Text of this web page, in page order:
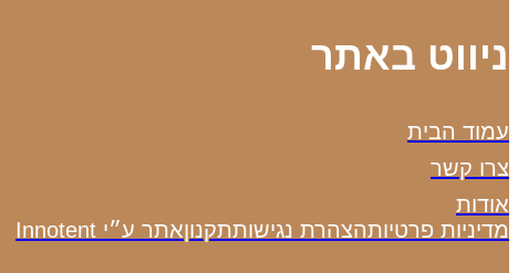
ניווט באתר
עמוד הבית
צרו קשר
אודות
מדיניות פרטיותהצהרת נגישותתקנוןאתר ע״י Innotent